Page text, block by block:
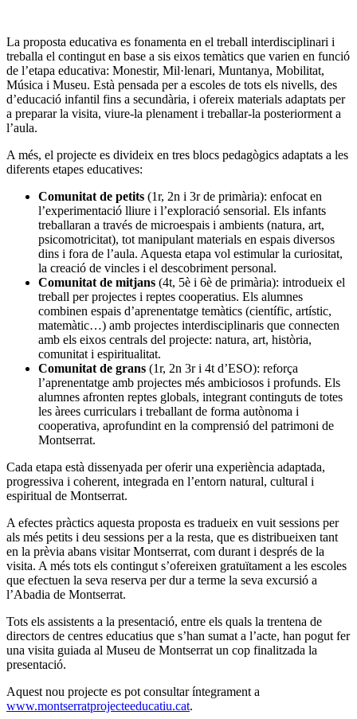
La proposta educativa es fonamenta en el treball interdisciplinari i
treballa el contingut en base a sis eixos temàtics que varien en funció
de l’etapa educativa: Monestir, Mil·lenari, Muntanya, Mobilitat,
Música i Museu. Està pensada per a escoles de tots els nivells, des
d’educació infantil fins a secundària, i ofereix materials adaptats per
a preparar la visita, viure-la plenament i treballar-la posteriorment a
l’aula.
A més, el projecte es divideix en tres blocs pedagògics adaptats a les
diferents etapes educatives:
Comunitat de petits (1r, 2n i 3r de primària): enfocat en
l’experimentació lliure i l’exploració sensorial. Els infants
treballaran a través de microespais i ambients (natura, art,
psicomotricitat), tot manipulant materials en espais diversos
dins i fora de l’aula. Aquesta etapa vol estimular la curiositat,
la creació de vincles i el descobriment personal.
Comunitat de mitjans (4t, 5è i 6è de primària): introdueix el
treball per projectes i reptes cooperatius. Els alumnes
combinen espais d’aprenentatge temàtics (científic, artístic,
matemàtic…) amb projectes interdisciplinaris que connecten
amb els eixos centrals del projecte: natura, art, història,
comunitat i espiritualitat.
Comunitat de grans (1r, 2n 3r i 4t d’ESO): reforça
l’aprenentatge amb projectes més ambiciosos i profunds. Els
alumnes afronten reptes globals, integrant continguts de totes
les àrees curriculars i treballant de forma autònoma i
cooperativa, aprofundint en la comprensió del patrimoni de
Montserrat.
Cada etapa està dissenyada per oferir una experiència adaptada,
progressiva i coherent, integrada en l’entorn natural, cultural i
espiritual de Montserrat.
A efectes pràctics aquesta proposta es tradueix en vuit sessions per
als més petits i deu sessions per a la resta, que es distribueixen tant
en la prèvia abans visitar Montserrat, com durant i després de la
visita. A més tots els contingut s’ofereixen gratuïtament a les escoles
que efectuen la seva reserva per dur a terme la seva excursió a
l’Abadia de Montserrat.
Tots els assistents a la presentació, entre els quals la trentena de
directors de centres educatius que s’han sumat a l’acte, han pogut fer
una visita guiada al Museu de Montserrat un cop finalitzada la
presentació.
Aquest nou projecte es pot consultar íntegrament a
www.montserratprojecteeducatiu.cat.